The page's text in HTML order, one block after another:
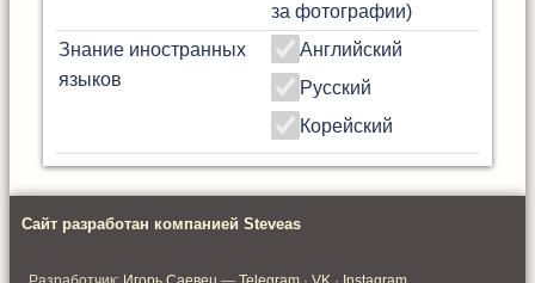
за фотографии)
Знание иностранных
языков
Английский
Русский
Корейский
Сайт разработан компанией Steveas